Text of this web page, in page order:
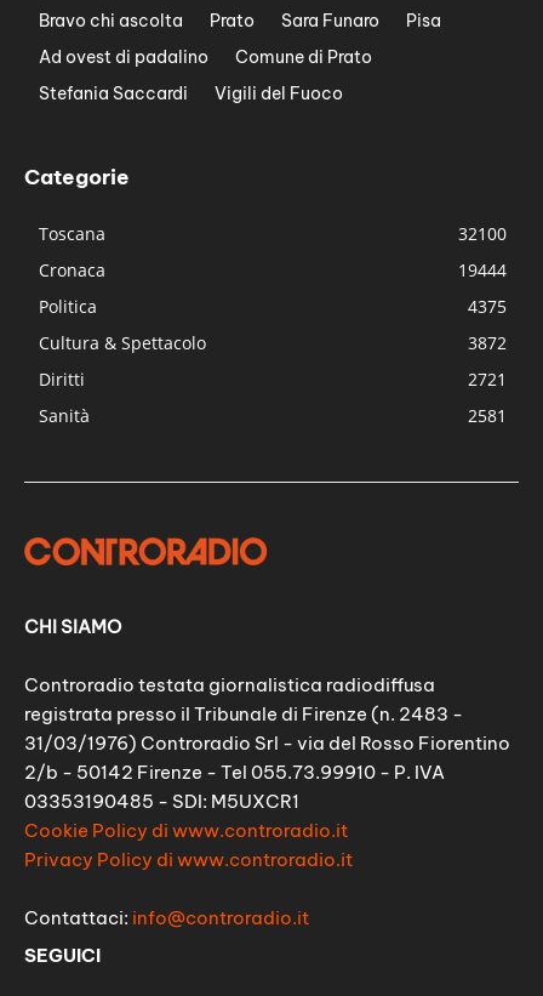
Bravo chi ascolta
Prato Sara Funaro
Pisa
Ad ovest di padalino
Comune di Prato
Stefania Saccardi
Vigili del Fuoco
Categorie
Toscana
32100
Cronaca
19444
Politica
4375
Cultura & Spettacolo
3872
Diritti
2721
Sanità
2581
CHI SIAMO
Controradio testata giornalistica radiodiffusa
registrata presso il Tribunale di Firenze (n. 2483 -
31/03/1976) Controradio Srl - via del Rosso Fiorentino
2/b - 50142 Firenze - Tel 055.73.99910 - P. IVA
03353190485 - SDI: M5UXCR1
Cookie Policy di www.controradio.it
Privacy Policy di www.controradio.it
Contattaci: info@controradio.it
SEGUICI